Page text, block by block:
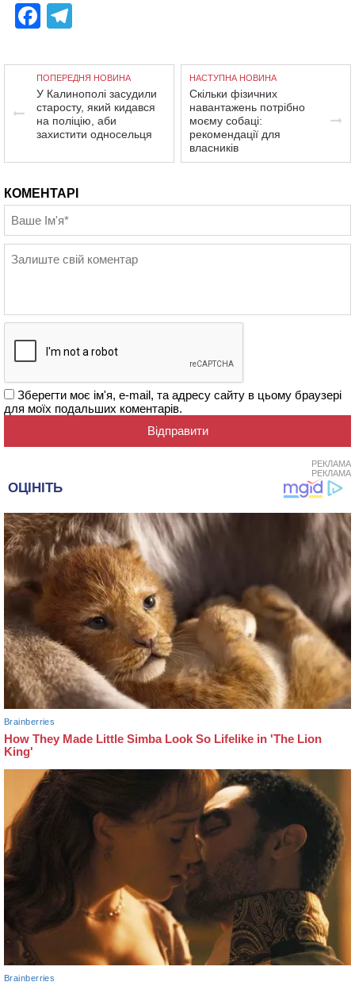
Facebook
ПОПЕРЕДНЯ НОВИНА
У Калинополі засудили
старосту, який кидався
на поліцію, аби
захистити односельця
НАСТУПНА НОВИНА
Скільки фізичних
навантажень потрібно
моєму собаці:
рекомендації для
власників
КОМЕНТАРІ
Зберегти моє ім'я, e-mail, та адресу сайту в цьому браузері
для моїх подальших коментарів.
РЕКЛАМА
РЕКЛАМА